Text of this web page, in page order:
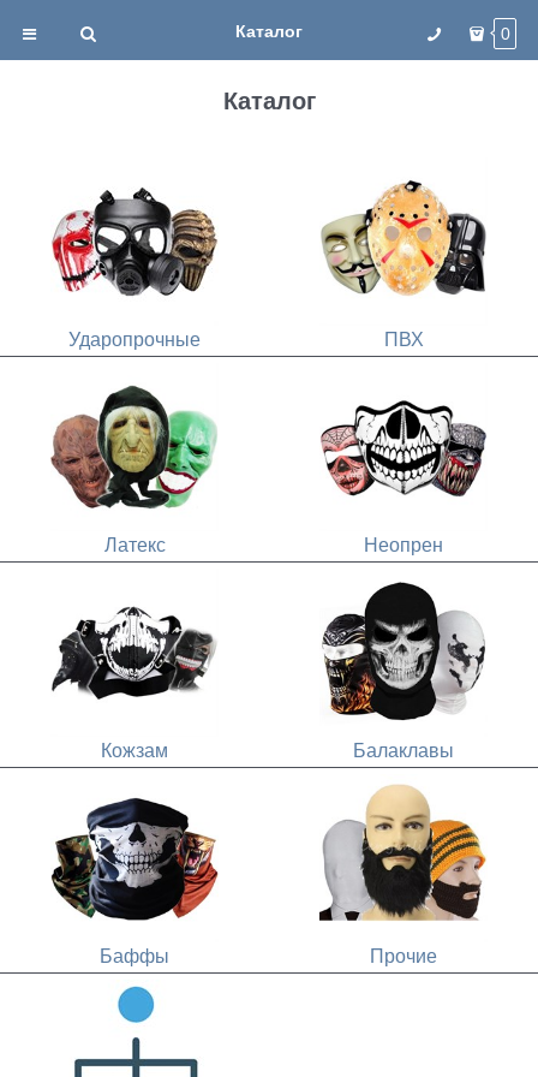
Каталог 0
Каталог
Ударопрочные ПВХ
Латекс Неопрен
Кожзам Балаклавы
Баффы Прочие